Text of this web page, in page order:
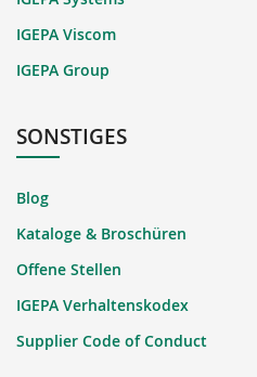
IGEPA Viscom
IGEPA Group
SONSTIGES
Blog
Kataloge & Broschüren
Offene Stellen
IGEPA Verhaltenskodex
Supplier Code of Conduct